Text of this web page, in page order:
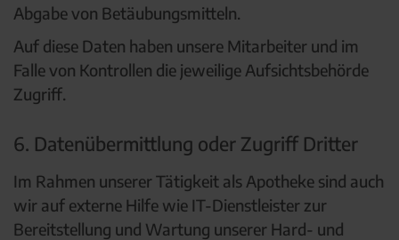
Abgabe von Betäubungsmitteln.
Auf diese Daten haben unsere Mitarbeiter und im
Falle von Kontrollen die jeweilige Aufsichtsbehörde
Zugriff.
6. Datenübermittlung oder Zugriff Dritter
Im Rahmen unserer Tätigkeit als Apotheke sind auch
wir auf externe Hilfe wie IT-Dienstleister zur
Bereitstellung und Wartung unserer Hard- und